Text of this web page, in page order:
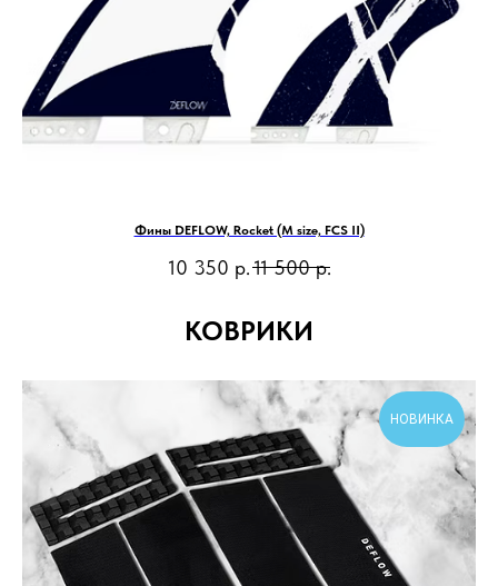
Фины DEFLOW, Rocket (M size, FCS II)
10 350 р.11 500 р.
КОВРИКИ
НОВИНКА